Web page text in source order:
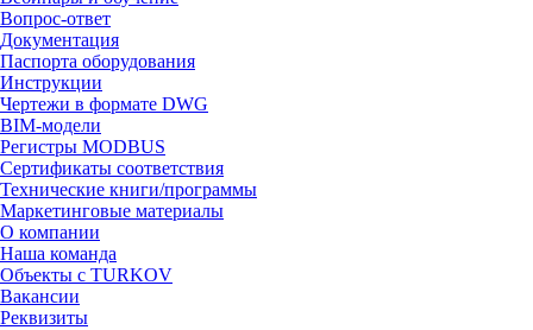
Вопрос-ответ
Документация
Паспорта оборудования
Инструкции
Чертежи в формате DWG
BIM-модели
Регистры MODBUS
Сертификаты соответствия
Технические книги/программы
Маркетинговые материалы
О компании
Наша команда
Объекты с TURKOV
Вакансии
Реквизиты